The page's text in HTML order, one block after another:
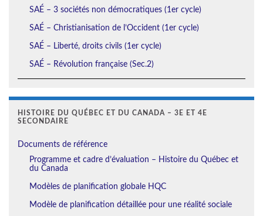
SAÉ – 3 sociétés non démocratiques (1er cycle)
SAÉ – Christianisation de l’Occident (1er cycle)
SAÉ – Liberté, droits civils (1er cycle)
SAÉ – Révolution française (Sec.2)
HISTOIRE DU QUÉBEC ET DU CANADA – 3E ET 4E
SECONDAIRE
Documents de référence
Programme et cadre d’évaluation – Histoire du Québec et
du Canada
Modèles de planification globale HQC
Modèle de planification détaillée pour une réalité sociale